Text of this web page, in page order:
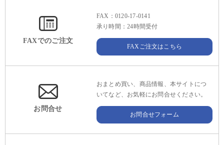
FAXでのご注文
FAX：0120-17-0141
承り時間：24時間受付
FAXご注文はこちら
お問合せ
おまとめ買い、商品情報、本サイトにつ
いてなど、お気軽にお問合せください。
お問合せフォーム